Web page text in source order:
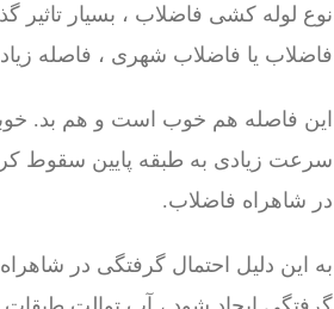
نوع لوله کشی فاضلاب ، بسیار
فاضلاب یا فاضلاب شهری ، فاصله
این فاصله هم خوب است و هم بد.
سرعت زیادی به طبقه پایین سقوط
در شاهراه فاضلاب.
به این دلیل احتمال گرفتگی در